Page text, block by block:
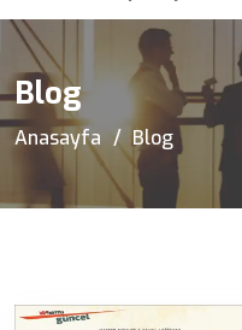
Blog
Anasayfa Blog